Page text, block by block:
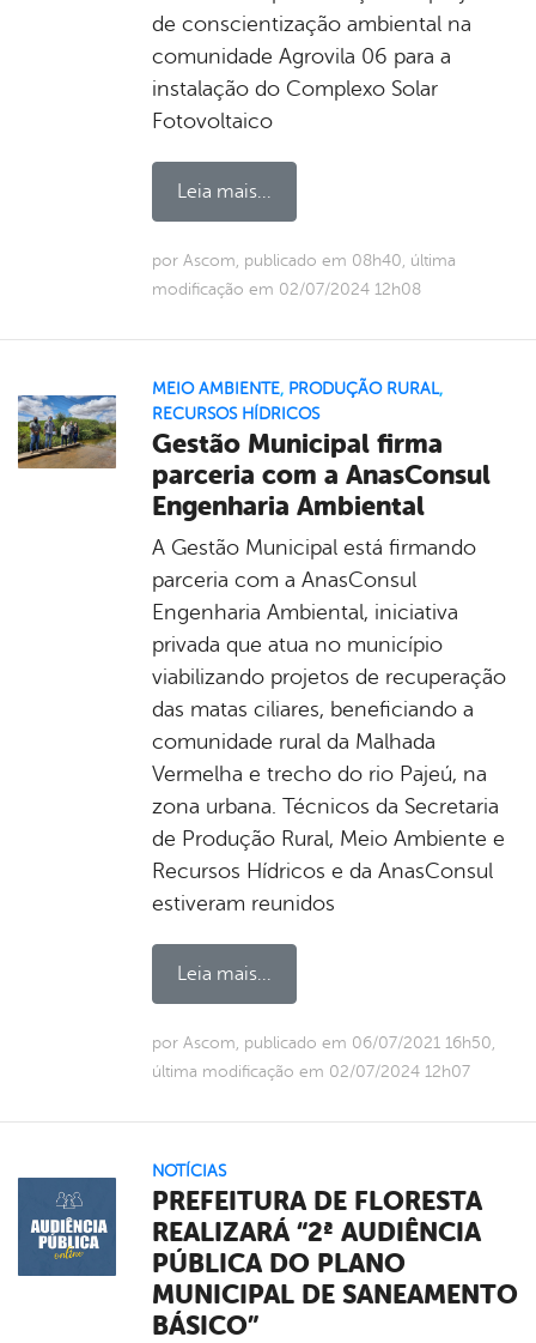
de conscientização ambiental na
comunidade Agrovila 06 para a
instalação do Complexo Solar
Fotovoltaico
Leia mais...
por Ascom, publicado em 08h40, última
modificação em 02/07/2024 12h08
MEIO AMBIENTE, PRODUÇÃO RURAL,
RECURSOS HÍDRICOS
Gestão Municipal firma
parceria com a AnasConsul
Engenharia Ambiental
A Gestão Municipal está firmando
parceria com a AnasConsul
Engenharia Ambiental, iniciativa
privada que atua no município
viabilizando projetos de recuperação
das matas ciliares, beneficiando a
comunidade rural da Malhada
Vermelha e trecho do rio Pajeú, na
zona urbana. Técnicos da Secretaria
de Produção Rural, Meio Ambiente e
Recursos Hídricos e da AnasConsul
estiveram reunidos
Leia mais...
por Ascom, publicado em 06/07/2021 16h50,
última modificação em 02/07/2024 12h07
NOTÍCIAS
PREFEITURA DE FLORESTA
REALIZARÁ “2ª AUDIÊNCIA
PÚBLICA DO PLANO
MUNICIPAL DE SANEAMENTO
BÁSICO”